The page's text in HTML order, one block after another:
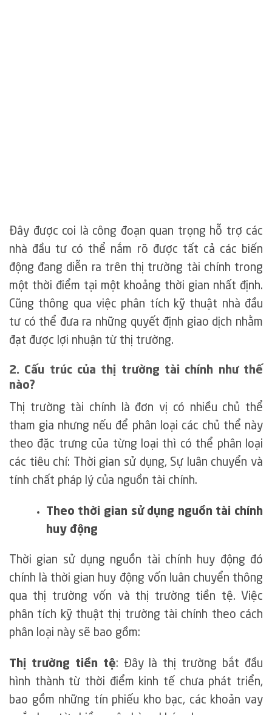
Đây được coi là công đoạn quan trọng hỗ trợ các
nhà đầu tư có thể nắm rõ được tất cả các biến
động đang diễn ra trên thị trường tài chính trong
một thời điểm tại một khoảng thời gian nhất định.
Cũng thông qua việc phân tích kỹ thuật nhà đầu
tư có thể đưa ra những quyết định giao dịch nhằm
đạt được lợi nhuận từ thị trường.
2. Cấu trúc của thị trường tài chính như thế
nào?
Thị trường tài chính là đơn vị có nhiều chủ thể
tham gia nhưng nếu để phân loại các chủ thể này
theo đặc trưng của từng loại thì có thể phân loại
các tiêu chí: Thời gian sử dụng, Sự luân chuyển và
tính chất pháp lý của nguồn tài chính.
Theo thời gian sử dụng nguồn tài chính
huy động
Thời gian sử dụng nguồn tài chính huy động đó
chính là thời gian huy động vốn luân chuyển thông
qua thị trường vốn và thị trường tiền tệ. Việc
phân tích kỹ thuật thị trường tài chính theo cách
phân loại này sẽ bao gồm:
Thị trường tiền tệ: Đây là thị trường bắt đầu
hình thành từ thời điểm kinh tế chưa phát triển,
bao gồm những tín phiếu kho bạc, các khoản vay